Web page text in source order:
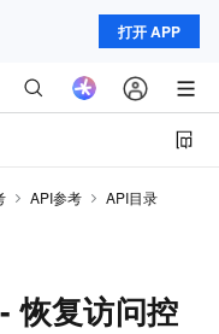
打开 APP
API参考
API目录
恢复访问控